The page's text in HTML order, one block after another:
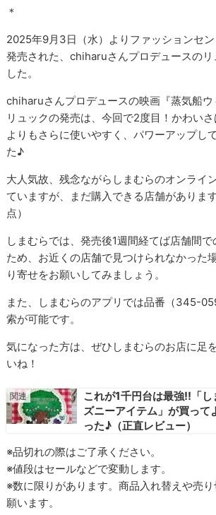
＊
2025年9月3日（水）よりファッションセ
発売された、chiharuさんプロデュースのリ
した。
chiharuさんプロデュースの映画『蒸気船
リュックの発売は、今回で2度目！かわい
よりもさらに使いやすく、パワーアップし
た♪
大人気故、残念ながらしまむらのオンライ
ていますが、まだ購入できる店舗がありま
点）
しまむらでは、発売後1週間経てば店舗間
ため、お近くの店舗で見つけられなかった
り寄せをお願いしてみましょう。
また、しまむらのアプリでは品番（345-
索が可能です。
気になった方は、ぜひしまむらのお店に足
いね！
これが1千円台は最強!!「し
ズニーアイテム」が買って
った♪（正直レビュー）
※品切れの際はご了承ください。
※値段はセールなどで変動します。
※数に限りがあります。商品入れ替えや売
願います。